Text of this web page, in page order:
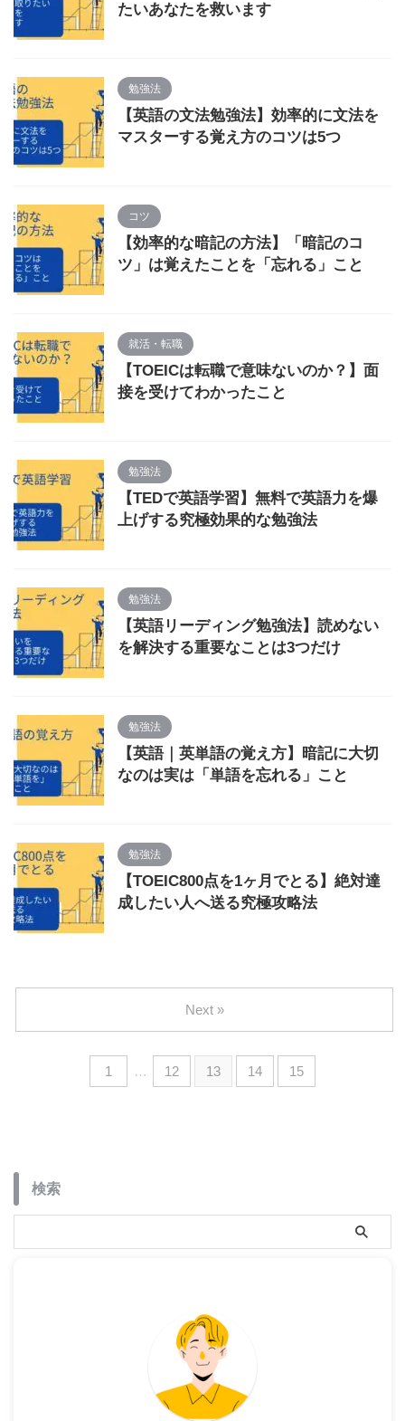
たいあなたを救います
勉強法
【英語の文法勉強法】効率的に文法を
マスターする覚え方のコツは5つ
コツ
【効率的な暗記の方法】「暗記のコ
ツ」は覚えたことを「忘れる」こと
就活・転職
【TOEICは転職で意味ないのか？】面
接を受けてわかったこと
勉強法
【TEDで英語学習】無料で英語力を爆
上げする究極効果的な勉強法
勉強法
【英語リーディング勉強法】読めない
を解決する重要なことは3つだけ
勉強法
【英語｜英単語の覚え方】暗記に大切
なのは実は「単語を忘れる」こと
勉強法
【TOEIC800点を1ヶ月でとる】絶対達
成したい人へ送る究極攻略法
1 … 12 13 14 15
Next »
検索